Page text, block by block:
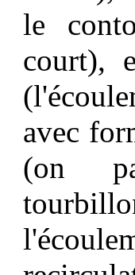
le
court),
avec
(on